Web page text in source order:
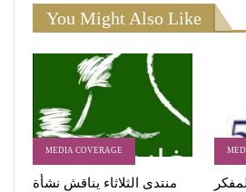
You Might Also Like
MEDIA COVERAGE
منتدى الثلاثاء يناقش نشأة